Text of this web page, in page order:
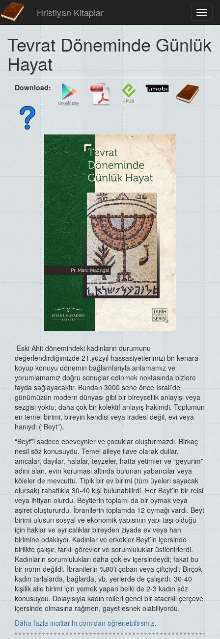
Hristiyan Kitaplar
Tevrat Döneminde Günlük
Hayat
Download:
Eski Ahit dönemindeki kadınların durumunu
değerlendirdiğimizde 21.yüzyıl hassasiyetlerimizi bir kenara
koyup konuyu dönemin bağlamlarıyla anlamamız ve
yorumlamamız doğru sonuçlar edinmek noktasında bizlere
fayda sağlayacaktır. Bundan 3000 sene önce İsrail’de
günümüzün modern dünyası gibi bir bireysellik anlayışı veya
sezgisi yoktu; daha çok bir kolektif anlayış hakimdi. Toplumun
en temel birimi, bireyin kendisi veya iradesi değil, evi veya
hanıydı (“Beyt”).
“Beyt”i sadece ebeveynler ve çocuklar oluşturmazdı. Birkaç
nesil söz konusuydu. Temel aileye ilave olarak dullar,
amcalar, dayılar, halalar, teyzeler, hatta yetimler ve “geyurim”
adını alan, evin koruması altında bulunan yabancılar veya
köleler de mevcuttu. Tipik bir ev birimi (tüm üyeleri sayacak
olursak) rahatlıkla 30-40 kişi bulunabilirdi. Her Beyt’in bir reisi
veya ihtiyarı olurdu. Beytlerin toplamı da bir oymak veya
aşiret oluştururdu. İbranilerin toplamda 12 oymağı vardı. Beyt
birimi ulusun sosyal ve ekonomik yapısının yapı taşı olduğu
için haklar ve ayrıcalıklar bireyden ziyade ev veya han
birimine odaklıydı. Kadınlar ve erkekler Beyt’in içersinde
birlikte çalışır, farklı görevler ve sorumluluklar üstlenirlerdi.
Kadınların sorumlulukları daha çok ev içersindeydi; fakat bu
bir norm değildi. İbranilerin %80’i çoban veya çiftçiydi. Birçok
kadın tarlalarda, bağlarda, vb. yerlerde de çalışırdı. 30-40
kişilik aile birimi için yemek yapan belki de 2-3 kadın söz
konusuydu. Dolayısıyla kadın rolleri genel bir ataerkil çerçeve
içersinde olmasına rağmen, gayet esnek olabiliyordu.
Daha fazla inciltarihi.com'dan öğrenebilirsiniz.